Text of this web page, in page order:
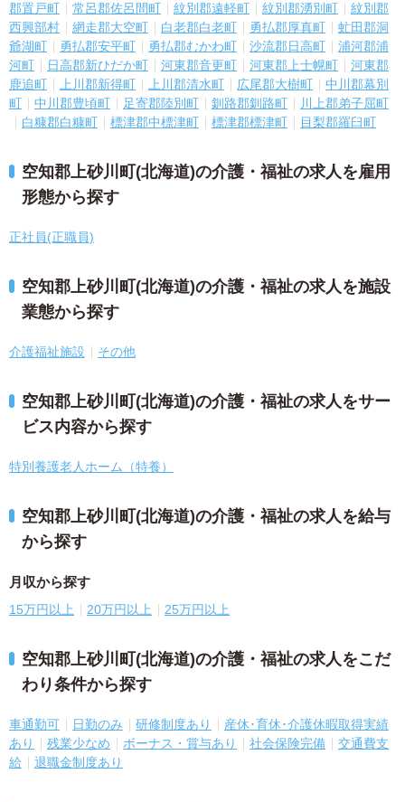
郡置戸町
常呂郡佐呂間町 紋別郡遠軽町 紋別郡湧別町
紋別郡
西興部村
網走郡大空町 白老郡白老町 勇払郡厚真町
虻田郡洞
爺湖町
勇払郡安平町 勇払郡むかわ町 沙流郡日高町
浦河郡浦
河町
日高郡新ひだか町 河東郡音更町 河東郡上士幌町
河東郡
鹿追町
上川郡新得町 上川郡清水町 広尾郡大樹町
中川郡幕別
町
中川郡豊頃町 足寄郡陸別町 釧路郡釧路町
川上郡弟子屈町
白糠郡白糠町
標津郡中標津町 標津郡標津町 目梨郡羅臼町
空知郡上砂川町(北海道)の介護・福祉の求人を雇用
形態から探す
正社員(正職員)
空知郡上砂川町(北海道)の介護・福祉の求人を施設
業態から探す
介護福祉施設 その他
空知郡上砂川町(北海道)の介護・福祉の求人をサー
ビス内容から探す
特別養護老人ホーム（特養）
空知郡上砂川町(北海道)の介護・福祉の求人を給与
から探す
月収から探す
15万円以上 20万円以上 25万円以上
空知郡上砂川町(北海道)の介護・福祉の求人をこだ
わり条件から探す
車通勤可 日勤のみ 研修制度あり
産休･育休･介護休暇取得実績
あり
残業少なめ ボーナス・賞与あり 社会保険完備
交通費支
給
退職金制度あり